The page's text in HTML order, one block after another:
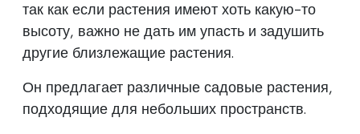
так как если растения имеют хоть какую-то
высоту, важно не дать им упасть и задушить
другие близлежащие растения.
Он предлагает различные садовые растения,
подходящие для небольших пространств.